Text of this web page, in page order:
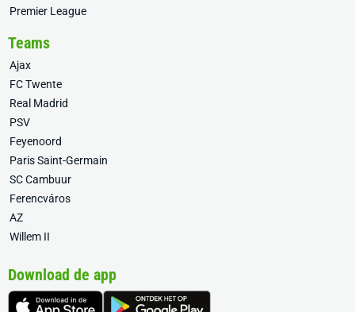
Premier League
Teams
Ajax
FC Twente
Real Madrid
PSV
Feyenoord
Paris Saint-Germain
SC Cambuur
Ferencváros
AZ
Willem II
Download de app